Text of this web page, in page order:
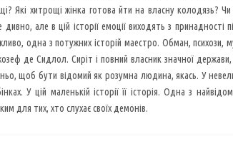
Які хитрощі жінка готова йти на власну колодязь?
але в цій історії емоції виходять з
одна з потужних історій маестро. Обман, психози,
де Сидлол. Сиріт і повний власник значної
щоб бути відомий як розумна людина, якась. У
У цій маленькій історії її історія. Одна з
для тих, хто слухає своїх демонів.